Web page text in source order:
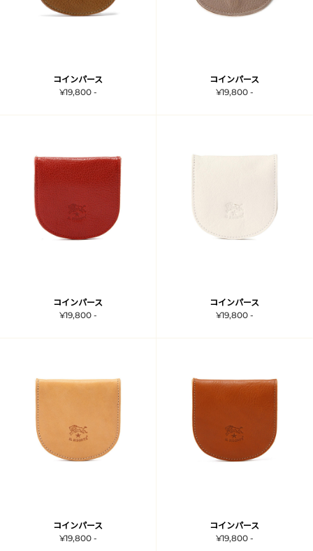
コインパース
¥19,800 -
コインパース
¥19,800 -
コインパース
¥19,800 -
コインパース
¥19,800 -
コインパース
¥19,800 -
コインパース
¥19,800 -